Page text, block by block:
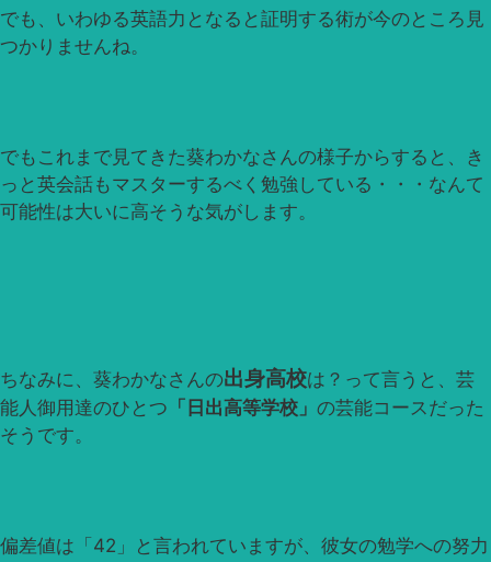
でも、いわゆる英語力となると証明する術が今のところ見
つかりませんね。
でもこれまで見てきた葵わかなさんの様子からすると、き
っと英会話もマスターするべく勉強している・・・なんて
可能性は大いに高そうな気がします。
ちなみに、葵わかなさんの出身高校は？って言うと、芸
能人御用達のひとつ 「日出高等学校」 の芸能コースだった
そうです。
偏差値は「42」と言われていますが、彼女の勉学への努力